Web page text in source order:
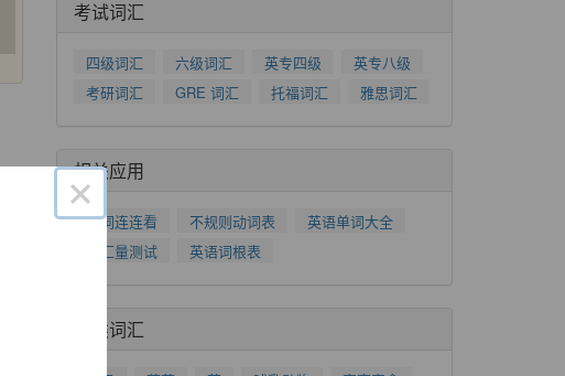
考试词汇
四级词汇 六级词汇 英专四级
英专八级
考研词汇
GRE 词汇 托福词汇 雅思词汇
相关应用
单词连连看 不规则动词表
英语单词大全
词汇量测试
英语词根表
分类词汇
×